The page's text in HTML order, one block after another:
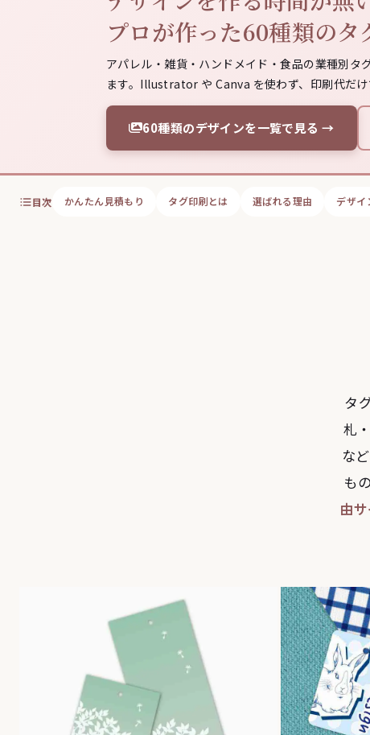
プロが作った60種類のタ
アパレル・雑貨・ハンドメイド・食品の業種別タ
ます。Illustrator や Canva を使わず、印刷代だけ
60種類のデザインを一覧で見る →
目次 かんたん見積もり タグ印刷とは 選ばれる理由 デザイ
タ
札
な
も
由